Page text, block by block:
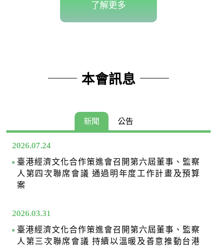
了解更多
本會訊息
新聞 公告
2026.07.24
臺港經濟文化合作策進會召開第六屆董事、監察
人第四次聯席會議 通過明年度工作計畫及預算
案
2026.03.31
臺港經濟文化合作策進會召開第六屆董事、監察
人第三次聯席會議 持續以溫暖及善意推動台港